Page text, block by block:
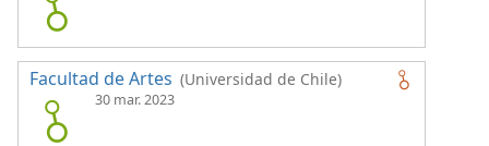
Facultad de Artes (Universidad de Chile)
30 mar. 2023